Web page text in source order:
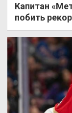
Капитан
побить